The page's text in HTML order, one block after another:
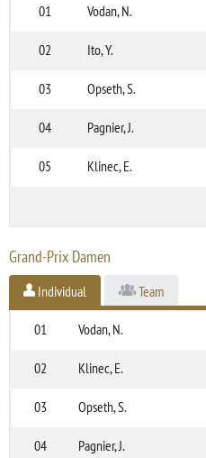
01
Vodan, N.
02 Ito, Y.
03 Opseth, S.
04 Pagnier, J.
05 Klinec, E.
Grand-Prix Damen
Individual Team
01 Vodan, N.
02 Klinec, E.
03 Opseth, S.
04 Pagnier, J.